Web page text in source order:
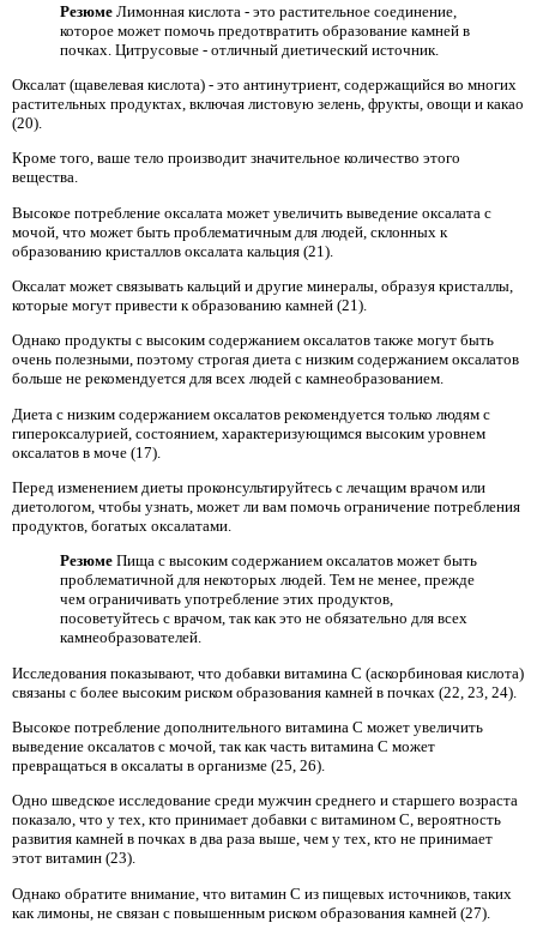
Резюме Лимонная кислота - это растительное соединение,
которое может помочь предотвратить образование камней в
почках. Цитрусовые - отличный диетический источник.
Оксалат (щавелевая кислота) - это антинутриент, содержащийся во многих
растительных продуктах, включая листовую зелень, фрукты, овощи и какао
(20).
Кроме того, ваше тело производит значительное количество этого
вещества.
Высокое потребление оксалата может увеличить выведение оксалата с
мочой, что может быть проблематичным для людей, склонных к
образованию кристаллов оксалата кальция (21).
Оксалат может связывать кальций и другие минералы, образуя кристаллы,
которые могут привести к образованию камней (21).
Однако продукты с высоким содержанием оксалатов также могут быть
очень полезными, поэтому строгая диета с низким содержанием оксалатов
больше не рекомендуется для всех людей с камнеобразованием.
Диета с низким содержанием оксалатов рекомендуется только людям с
гипероксалурией, состоянием, характеризующимся высоким уровнем
оксалатов в моче (17).
Перед изменением диеты проконсультируйтесь с лечащим врачом или
диетологом, чтобы узнать, может ли вам помочь ограничение потребления
продуктов, богатых оксалатами.
Резюме Пища с высоким содержанием оксалатов может быть
проблематичной для некоторых людей. Тем не менее, прежде
чем ограничивать употребление этих продуктов,
посоветуйтесь с врачом, так как это не обязательно для всех
камнеобразователей.
Исследования показывают, что добавки витамина С (аскорбиновая кислота)
связаны с более высоким риском образования камней в почках (22, 23, 24).
Высокое потребление дополнительного витамина С может увеличить
выведение оксалатов с мочой, так как часть витамина С может
превращаться в оксалаты в организме (25, 26).
Одно шведское исследование среди мужчин среднего и старшего возраста
показало, что у тех, кто принимает добавки с витамином С, вероятность
развития камней в почках в два раза выше, чем у тех, кто не принимает
этот витамин (23).
Однако обратите внимание, что витамин С из пищевых источников, таких
как лимоны, не связан с повышенным риском образования камней (27).